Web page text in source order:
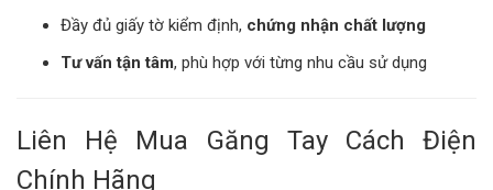
Đầy đủ giấy tờ kiểm định, chứng nhận chất lượng
Tư vấn tận tâm, phù hợp với từng nhu cầu sử dụng
Liên Hệ Mua Găng Tay Cách Điện
Chính Hãng